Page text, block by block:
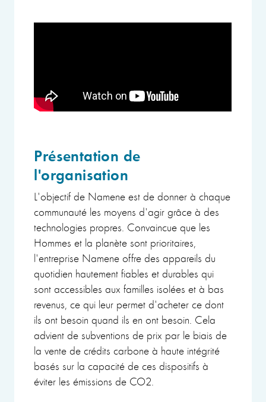
Présentation de
l'organisation
L'objectif de Namene est de donner à chaque
communauté les moyens d'agir grâce à des
technologies propres. Convaincue que les
Hommes et la planète sont prioritaires,
l'entreprise Namene offre des appareils du
quotidien hautement fiables et durables qui
sont accessibles aux familles isolées et à bas
revenus, ce qui leur permet d'acheter ce dont
ils ont besoin quand ils en ont besoin. Cela
advient de subventions de prix par le biais de
la vente de crédits carbone à haute intégrité
basés sur la capacité de ces dispositifs à
éviter les émissions de CO2.